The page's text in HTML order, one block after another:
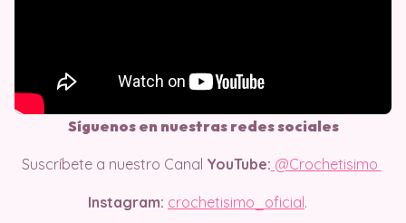
Síguenos en nuestras redes sociales
Suscríbete a nuestro Canal YouTube: @Crochetisimo
Instagram: crochetisimo_oficial .